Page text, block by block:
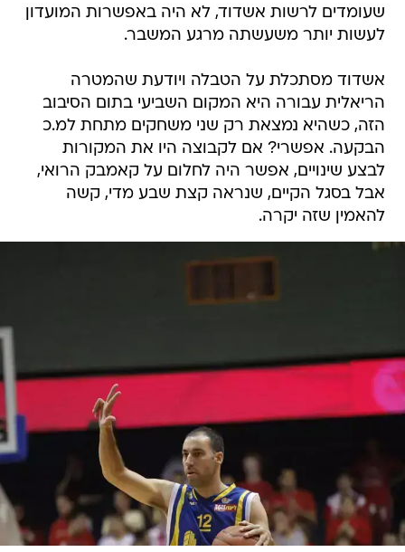
שעומדים לרשות אשדוד, לא היה באפשרות המועדון
לעשות יותר משעשתה מרגע המשבר.
אשדוד מסתכלת על הטבלה ויודעת שהמטרה
הריאלית עבורה היא המקום השביעי בתום הסיבוב
הזה, כשהיא נמצאת רק שני משחקים מתחת למ.כ
הבקעה. אפשרי? אם לקבוצה היו את המקורות
לבצע שינויים, אפשר היה לחלום על קאמבק הרואי,
אבל בסגל הקיים, שנראה קצת שבע מדי, קשה
להאמין שזה יקרה.